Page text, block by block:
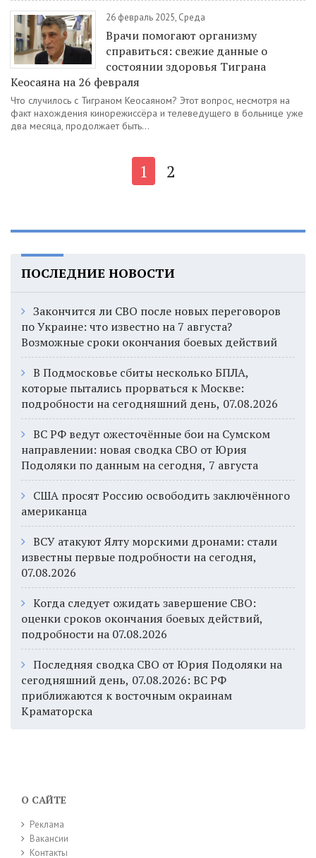
26 февраль 2025, Среда
Врачи помогают организму
справиться: свежие данные о
состоянии здоровья Тиграна
Кеосаяна на 26 февраля
Что случилось с Тиграном Кеосаяном? Этот вопрос, несмотря на
факт нахождения кинорежиссёра и телеведущего в больнице уже
два месяца, продолжает быть...
1 2
ПОСЛЕДНИЕ НОВОСТИ
Закончится ли СВО после новых переговоров
по Украине: что известно на 7 августа?
Возможные сроки окончания боевых действий
В Подмосковье сбиты несколько БПЛА,
которые пытались прорваться к Москве:
подробности на сегодняшний день, 07.08.2026
ВС РФ ведут ожесточённые бои на Сумском
направлении: новая сводка СВО от Юрия
Подоляки по данным на сегодня, 7 августа
США просят Россию освободить заключённого
американца
ВСУ атакуют Ялту морскими дронами: стали
известны первые подробности на сегодня,
07.08.2026
Когда следует ожидать завершение СВО:
оценки сроков окончания боевых действий,
подробности на 07.08.2026
Последняя сводка СВО от Юрия Подоляки на
сегодняшний день, 07.08.2026: ВС РФ
приближаются к восточным окраинам
Краматорска
О САЙТЕ
Реклама
Вакансии
Контакты